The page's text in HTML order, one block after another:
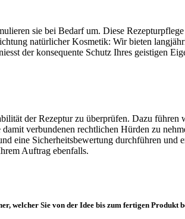
sie bei Bedarf um. Diese
natürlicher Kosmetik: Wir bieten
der konsequente Schutz Ihres geistigen
der Rezeptur zu überprüfen. Dazu
verbundenen rechtlichen Hürden zu
eine Sicherheitsbewertung durchführen und
Auftrag ebenfalls.
welcher Sie von der Idee bis zum fertigen Produkt